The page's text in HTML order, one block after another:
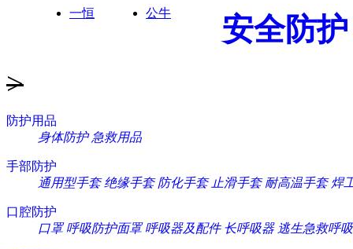
一恒 公牛 安全防护
>
防护用品
身体防护 急救用品
手部防护
通用型手套 绝缘手套 防化手套 止滑手套 耐高温手套 焊
口腔防护
口罩 呼吸防护面罩 呼吸器及配件 长呼吸器 逃生急救呼